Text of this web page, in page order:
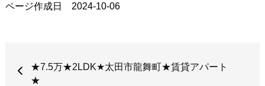
ページ作成日 2024-10-06
★7.5万★2LDK★太田市龍舞町★賃貸アパート
★